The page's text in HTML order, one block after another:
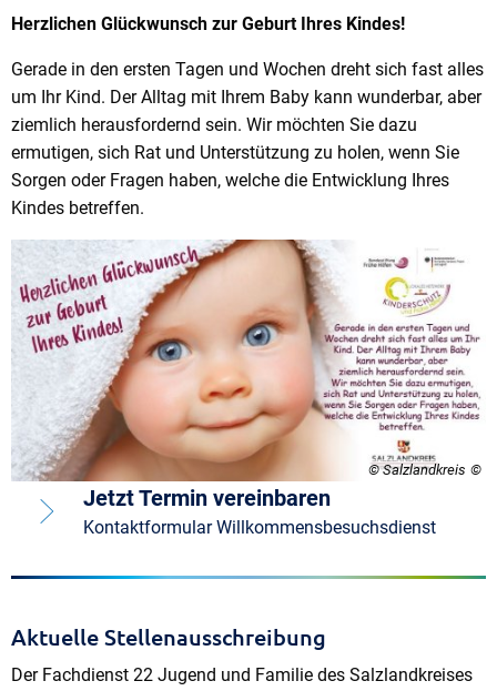
Herzlichen Glückwunsch zur Geburt Ihres Kindes!
Gerade in den ersten Tagen und Wochen dreht sich fast alles
um Ihr Kind. Der Alltag mit Ihrem Baby kann wunderbar, aber
ziemlich herausfordernd sein. Wir möchten Sie dazu
ermutigen, sich Rat und Unterstützung zu holen, wenn Sie
Sorgen oder Fragen haben, welche die Entwicklung Ihres
Kindes betreffen.
© Salzlandkreis
Jetzt Termin vereinbaren
Kontaktformular Willkommensbesuchsdienst
Aktuelle Stellenausschreibung
Der Fachdienst 22 Jugend und Familie des Salzlandkreises